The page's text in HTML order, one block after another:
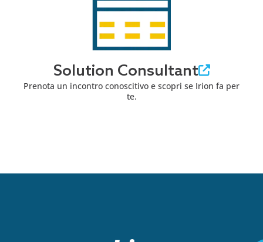
Solution Consultant
Prenota un incontro conoscitivo e scopri se Irion fa per
te.